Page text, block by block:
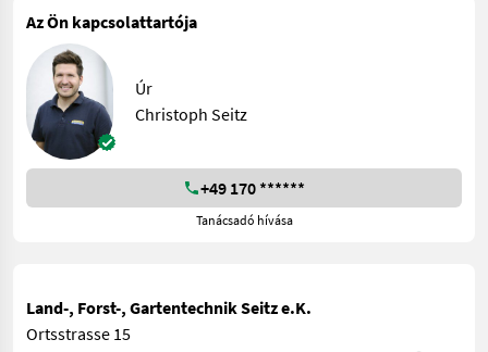
Az Ön kapcsolattartója
Úr
Christoph Seitz
+49 170 ******
Tanácsadó hívása
Land-, Forst-, Gartentechnik Seitz e.K.
Ortsstrasse 15